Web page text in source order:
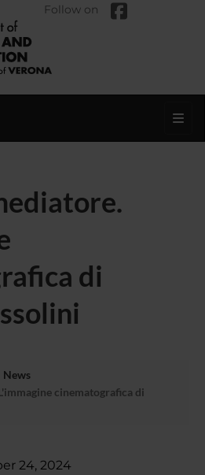
Follow on
di
News
cinematografica di
24, 2024